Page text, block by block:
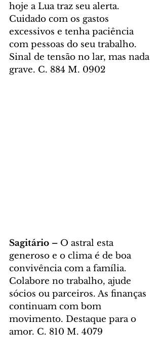
hoje a Lua traz seu alerta.
Cuidado com os gastos
excessivos e tenha paciência
com pessoas do seu trabalho.
Sinal de tensão no lar, mas nada
grave. C. 884 M. 0902
Sagitário – O astral esta
generoso e o clima é de boa
convivência com a família.
Colabore no trabalho, ajude
sócios ou parceiros. As finanças
continuam com bom
movimento. Destaque para o
amor. C. 810 M. 4079